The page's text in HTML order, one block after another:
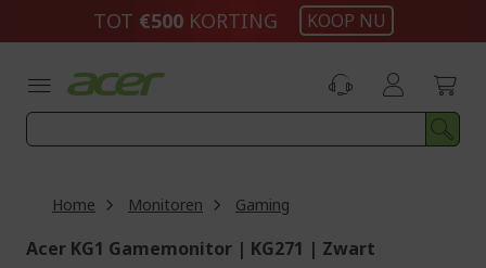
inhoud
TOT €500KORTING KOOP NU
Home Monitoren Gaming
Acer KG1 Gamemonitor | KG271 | Zwart